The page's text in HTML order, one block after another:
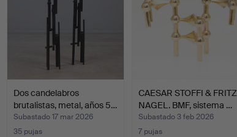
Dos candelabros
brutalistas, metal, años 5…
Subastado 17 mar 2026
35 pujas
CAESAR STOFFI & FRITZ
NAGEL. BMF, sistema …
Subastado 3 feb 2026
7 pujas